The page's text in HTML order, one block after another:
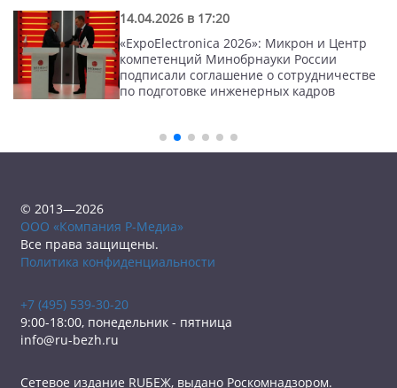
14.04.2026 в 17:20
«ExpoElectronica 2026»: Микрон и Центр
компетенций Минобрнауки России
подписали соглашение о сотрудничестве
по подготовке инженерных кадров
© 2013—2026
ООО «Компания Р-Медиа»
Все права защищены.
Политика конфиденциальности
+7 (495) 539-30-20
9:00-18:00, понедельник - пятница
info@ru-bezh.ru
Сетевое издание RUБЕЖ, выдано Роскомнадзором.